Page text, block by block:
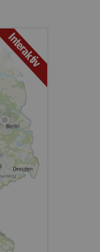
Interaktiv